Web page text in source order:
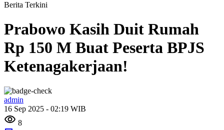
Berita Terkini
Prabowo Kasih Duit Rumah
Rp 150 M Buat Peserta BPJS
Ketenagakerjaan!
admin
16 Sep 2025 - 02:19 WIB
8